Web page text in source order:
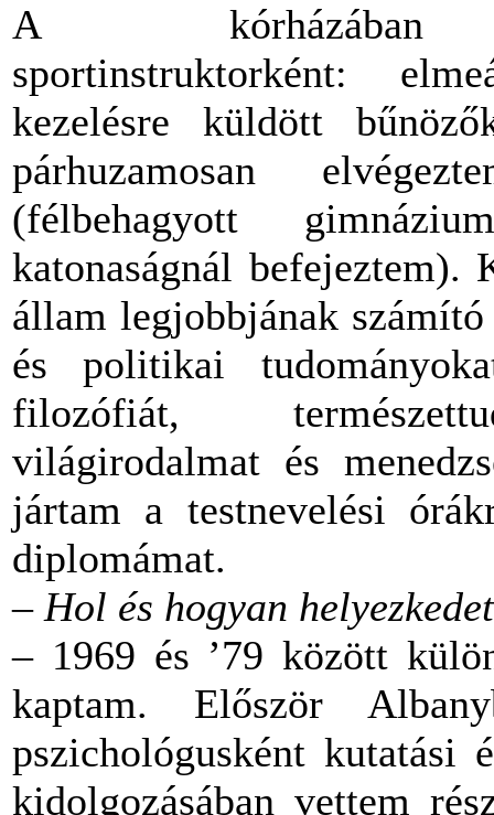
A
sportinstruktorként:
kezelésre küldött
párhuzamosan
(félbehagyott
katonaságnál befejeztem).
állam legjobbjának
és politikai
filozófiát,
világirodalmat és
jártam a testnevelési
diplomámat.
– Hol és hogyan
– 1969 és ’79 között
kaptam. Először
pszichológusként kutatási
kidolgozásában vettem